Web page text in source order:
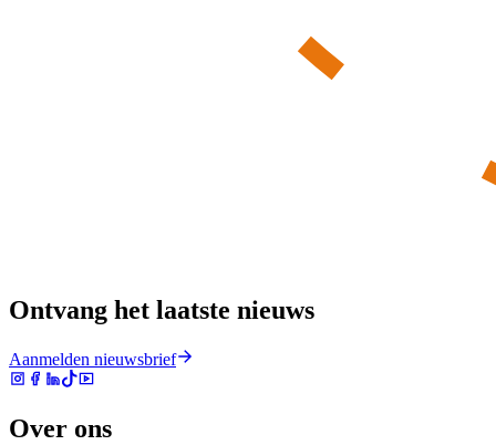
Ontvang het laatste nieuws
Aanmelden nieuwsbrief
Over ons